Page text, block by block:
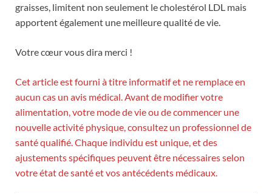
graisses, limitent non seulement le cholestérol LDL mais
apportent également une meilleure qualité de vie.
Votre cœur vous dira merci !
Cet article est fourni à titre informatif et ne remplace en
aucun cas un avis médical. Avant de modifier votre
alimentation, votre mode de vie ou de commencer une
nouvelle activité physique, consultez un professionnel de
santé qualifié. Chaque individu est unique, et des
ajustements spécifiques peuvent être nécessaires selon
votre état de santé et vos antécédents médicaux.